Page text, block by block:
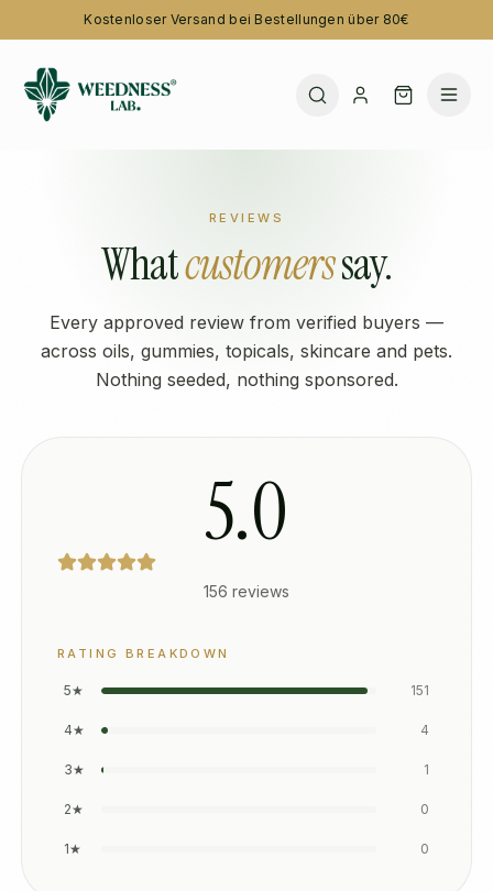
Kostenloser Versand bei Bestellungen über 80€
REVIEWS
Whatcustomerssay.
Every approved review from verified buyers —
across oils, gummies, topicals, skincare and pets.
Nothing seeded, nothing sponsored.
5.0
156 reviews
RATING BREAKDOWN
5★ 151
4★ 4
3★ 1
2★ 0
1★ 0